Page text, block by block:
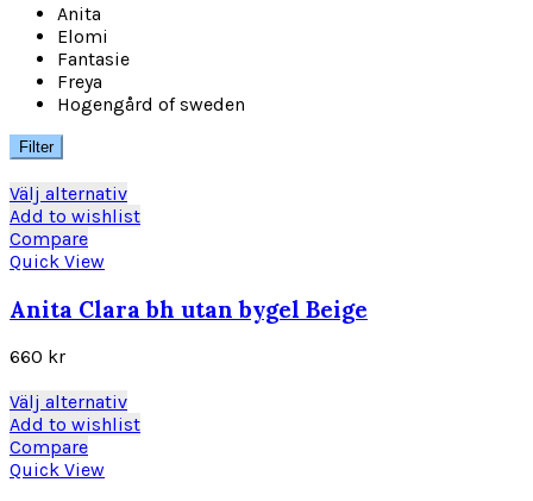
Anita
Elomi
Fantasie
Freya
Hogengård of sweden
Filter
Välj alternativDen
här
varianter.
De
kan
väljas
på
Add to wishlist
Compare
Quick View
Anita Clara bh utan bygel Beige
660 kr
Välj alternativDen
här
Add to wishlist
Compare
Quick View